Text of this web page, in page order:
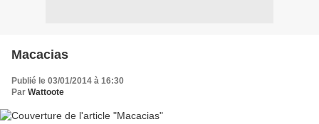
Macacias
Publié le 03/01/2014 à 16:30
Par Wattoote